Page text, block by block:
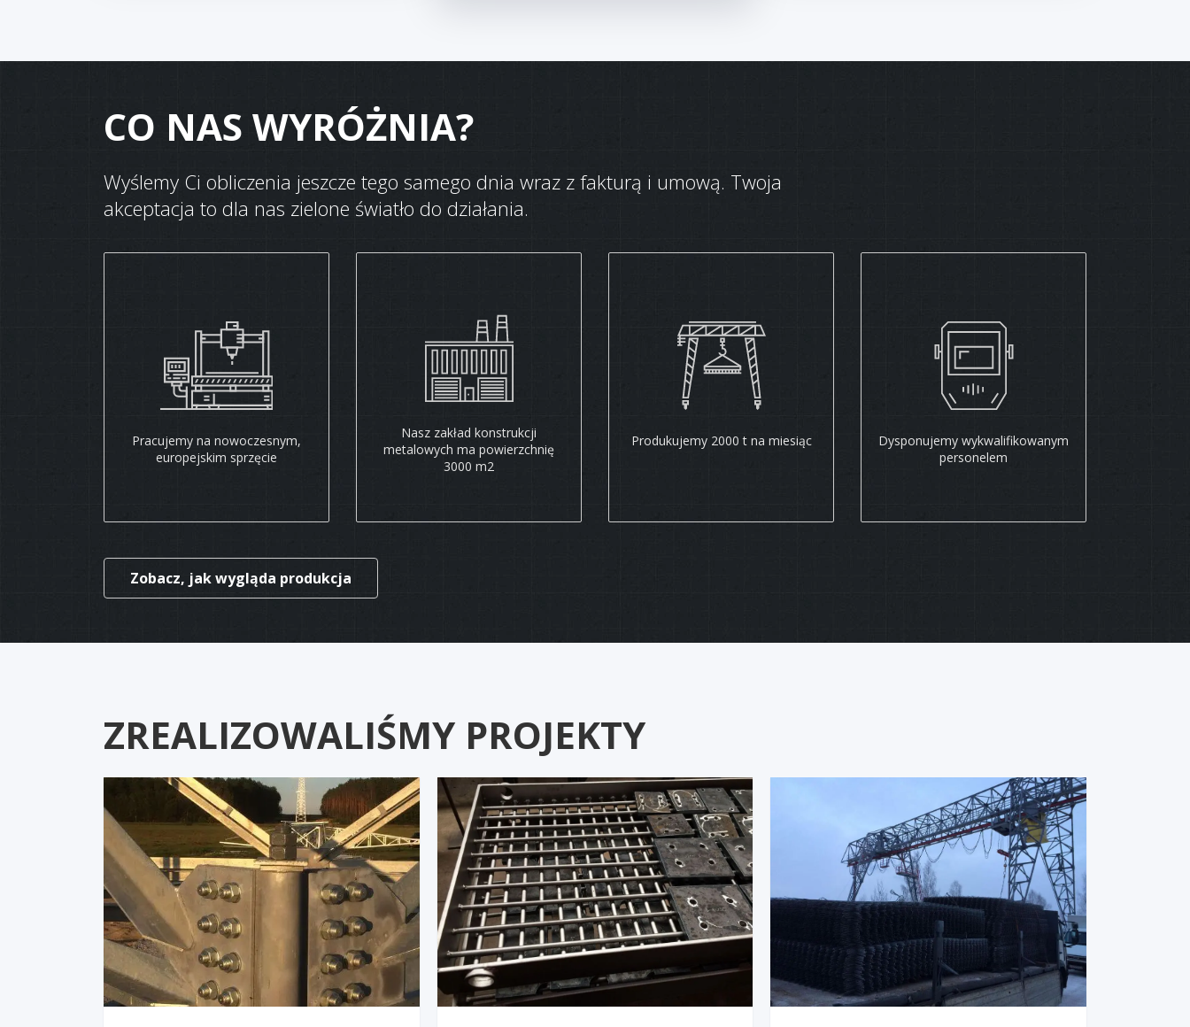
CO NAS WYRÓŻNIA?
Wyślemy Ci obliczenia jeszcze tego samego dnia wraz z fakturą i umową. Twoja
akceptacja to dla nas zielone światło do działania.
Pracujemy na nowoczesnym,
europejskim sprzęcie
Nasz zakład konstrukcji
metalowych ma powierzchnię
3000 m2
Produkujemy 2000 t na miesiąc
Dysponujemy wykwalifikowanym
personelem
Zobacz, jak wygląda produkcja
ZREALIZOWALIŚMY PROJEKTY